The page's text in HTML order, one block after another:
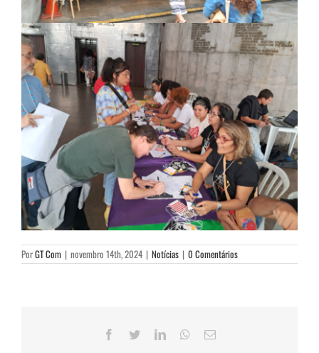
PorGT Com | novembro 14th, 2024 | Notícias | 0 Comentários
Facebook
TwitterLinkedInWhatsApp
E-